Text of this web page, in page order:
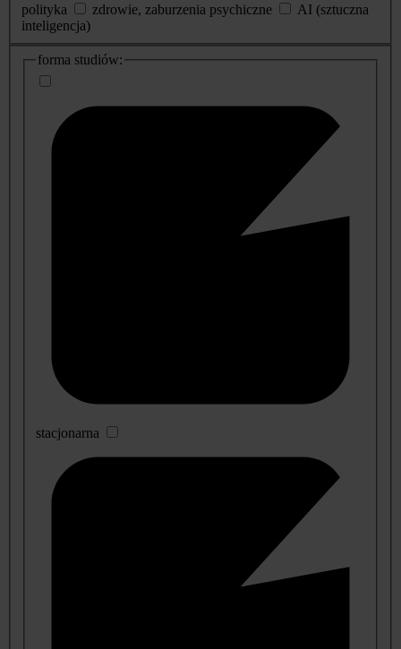
polityka
zdrowie, zaburzenia psychiczne
AI (sztuczna
inteligencja)
dodatkowe
informacje
forma studiów:
stacjonarna